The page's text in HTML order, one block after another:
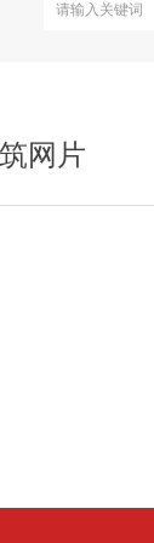
网片